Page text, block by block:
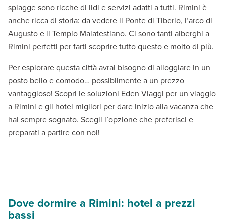
spiagge sono ricche di lidi e servizi adatti a tutti. Rimini è
anche ricca di storia: da vedere il Ponte di Tiberio, l’arco di
Augusto e il Tempio Malatestiano. Ci sono tanti alberghi a
Rimini perfetti per farti scoprire tutto questo e molto di più.
Per esplorare questa città avrai bisogno di alloggiare in un
posto bello e comodo… possibilmente a un prezzo
vantaggioso! Scopri le soluzioni Eden Viaggi per un viaggio
a Rimini e gli hotel migliori per dare inizio alla vacanza che
hai sempre sognato. Scegli l’opzione che preferisci e
preparati a partire con noi!
Dove dormire a Rimini: hotel a prezzi
bassi